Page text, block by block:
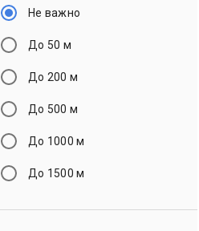
Не важно
До 50 м
До 200 м
До 500 м
До 1000 м
До 1500 м